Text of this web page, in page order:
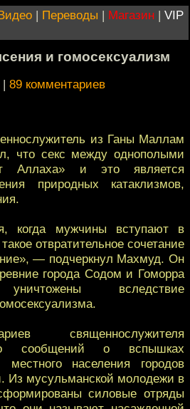
| Переводы | Магазин | VIP
и гомосексуализм
| 89 комментариев
из Ганы Маллам
что секс между однополыми
Аллаха» и это является
природных катаклизмов,
когда мужчины вступают в
отвратительное сочетание
— подчеркнул Махмуд. Он
города Содом и Гоморра
вследствие
священнослужителя
сообщений о вспышках
местного населения городов
Из мусульманской молодежи в
силовые отряды